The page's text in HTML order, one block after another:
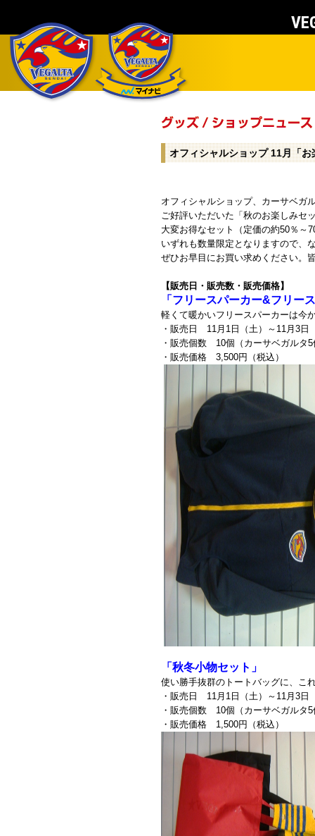
オフィシャルショップ 11月「
オフィシャルショップ、カーサベガ
ご好評いただいた「秋のお楽しみセ
大変お得なセット（定価の約50％～
いずれも数量限定となりますので、
ぜひお早目にお買い求めください。
【販売日・販売数・販売価格】
「フリースパーカー&フリー
軽くて暖かいフリースパーカーは今
・販売日 11月1日（土）～11月3日
・販売個数 10個（カーサベガルタ
・販売価格 3,500円（税込）
「秋冬小物セット」
使い勝手抜群のトートバッグに、こ
・販売日 11月1日（土）～11月3日
・販売個数 10個（カーサベガルタ
・販売価格 1,500円（税込）